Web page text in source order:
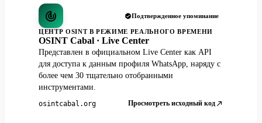
Подтвержденное упоминание
ЦЕНТР OSINT В РЕЖИМЕ РЕАЛЬНОГО ВРЕМЕНИ
OSINT Cabal · Live Center
Представлен в официальном Live Center как API
для доступа к данным профиля WhatsApp, наряду с
более чем 30 тщательно отобранными
инструментами.
osintcabal.org Просмотреть исходный код